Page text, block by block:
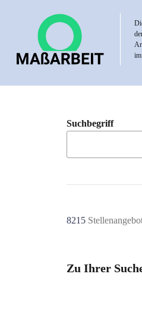
Suchbegriff
8215
Zu Ihrer